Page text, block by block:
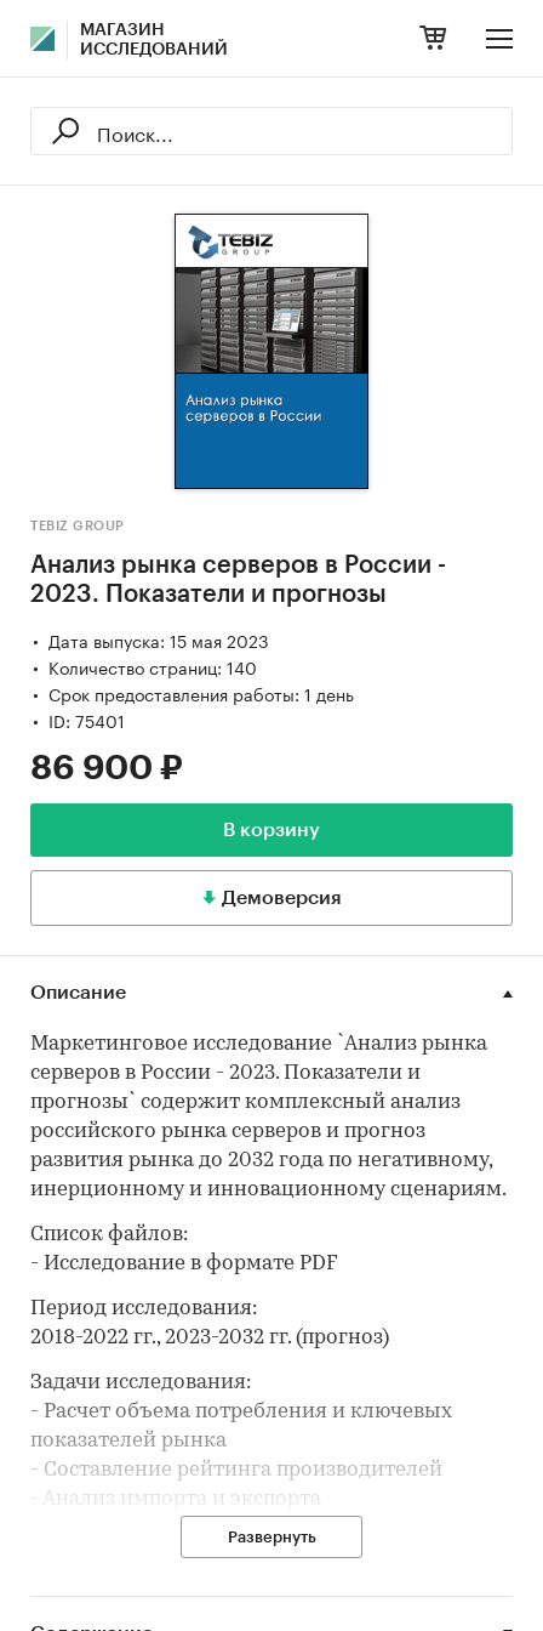
МАГАЗИН
ИССЛЕДОВАНИЙ
TEBIZ GROUP
Анализ рынка серверов в России -
2023. Показатели и прогнозы
Дата выпуска: 15 мая 2023
Количество страниц: 140
Срок предоставления работы: 1 день
ID: 75401
86 900 ₽
В корзину
Демоверсия
Описание
Маркетинговое исследование `Анализ рынка
серверов в России - 2023. Показатели и
прогнозы` содержит комплексный анализ
российского рынка серверов и прогноз
развития рынка до 2032 года по негативному,
инерционному и инновационному сценариям.
Список файлов:
- Исследование в формате PDF
Период исследования:
2018-2022 гг., 2023-2032 гг. (прогноз)
Задачи исследования:
- Расчет объема потребления и ключевых
показателей рынка
- Составление рейтинга производителей
- Анализ импорта и экспорта
- Формирование прогноза развития рынка
рассмотрены компании:
Развернуть